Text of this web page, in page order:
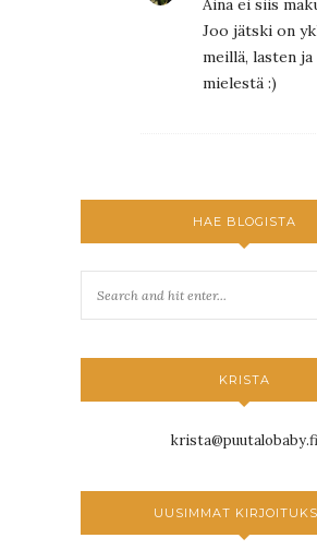
Aina ei siis
Joo jätski on
meillä, lasten
mielestä :)
HAE BLOGISTA
KRISTA
krista@puutalobaby.fi
UUSIMMAT